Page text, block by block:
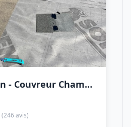
AS Rénovation - Couvreur Chambéry
(246 avis)